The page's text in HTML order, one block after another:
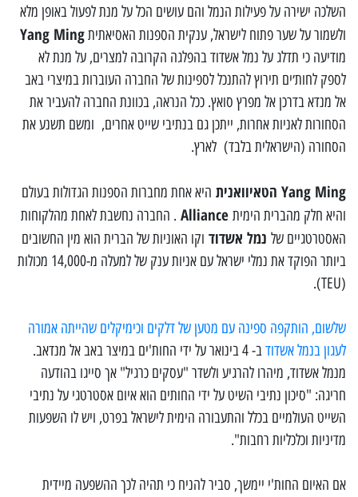
השלכה ישירה על פעילות הנמל והם עושים הכל על מנת לפעול באופן מלא
ולשמור על שער פתוח לישראל, ענקית הספנות האסיאתיתYang Ming
מודיעה כי תדלג על נמל אשדוד בהפלגה הקרובה למצרים, על מנת לא
לספק לחות׳ים תירוץ להתנכל לספינות של החברה העוברות במיצרי באב
אל מנדא בדרכן אל מפרץ סואץ. ככל הנראה, בכוונת החברה להעביר את
הסחורות לאניות אחרות, ייתכן גם בנתיבי שייט אחרים, ומשם תשנע את
הסחורה (הישראלית בלבד) לארץ.
Yang Ming הטאיוואנית
היא אחת מחברות הספנות הגדולות בעולם
והיא חלק מהברית הימית Alliance . החברה נחשבת לאחת מהלקוחות
האסטרטגיים של נמל אשדוד וקו האוניות של הברית הוא מין החשובים
ביותר הפוקד את נמלי ישראל עם אניות ענק של למעלה מ-14,000 מכולות
(TEU).
שלשום, הותקפה ספינה עם מטען של דלקים וכימיקלים שהייתה אמורה
לעגון בנמל אשדוד
ב- 4 בינואר על ידי החות'ים במיצר באב אל מנדאב.
מנמל אשדוד, מיהרו להרגיע ולשדר "עסקים כרגיל" אך סייגו בהודעה
חריגה: "סיכון נתיבי השיט על ידי החותים הוא איום אסטרטגי על נתיבי
השייט העולמיים בכלל והתעבורה הימית לישראל בפרט, ויש לו השפעות
מדיניות וכלכליות רחבות".
אם האיום החות'י יימשך, סביר להניח כי תהיה לכך ההשפעה מיידית